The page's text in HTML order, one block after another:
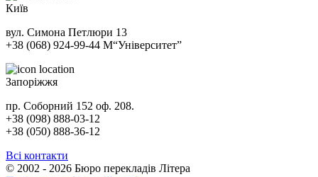
Київ
вул. Симона Петлюри 13
+38 (068) 924-99-44 М“Університет”
Запоріжжя
пр. Соборний 152 оф. 208.
+38 (098) 888-03-12
+38 (050) 888-36-12
Всі контакти
© 2002 - 2026 Бюро перекладів Літера